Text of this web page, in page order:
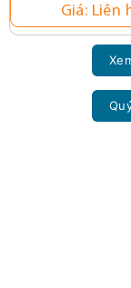
Giá: Liên